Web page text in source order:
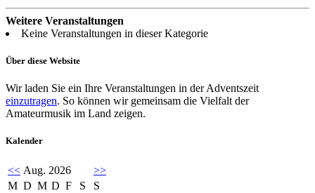
Weitere Veranstaltungen
Keine Veranstaltungen in dieser Kategorie
Über diese Website
Wir laden Sie ein Ihre Veranstaltungen in der Adventszeit
einzutragen. So können wir gemeinsam die Vielfalt der
Amateurmusik im Land zeigen.
Kalender
<< Aug. 2026
>>
M D M D F S
S